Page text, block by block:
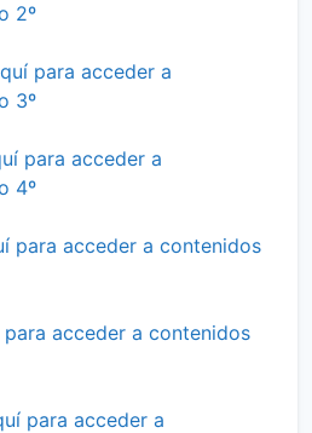
2º
para acceder a
3º
para acceder a
4º
para acceder a contenidos
acceder a contenidos
para acceder a